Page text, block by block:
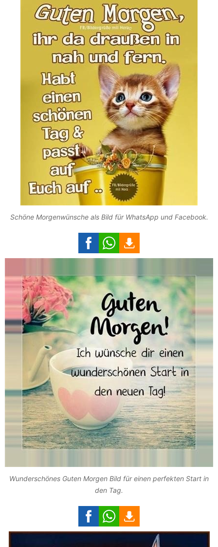
Schöne Morgenwünsche als Bild für WhatsApp und Facebook.
Wunderschönes Guten Morgen Bild für einen perfekten Start in
den Tag.